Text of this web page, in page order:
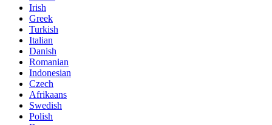
Irish
Greek
Turkish
Italian
Danish
Romanian
Indonesian
Czech
Afrikaans
Swedish
Polish